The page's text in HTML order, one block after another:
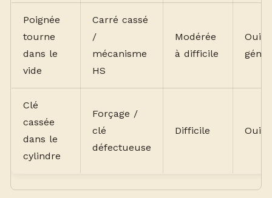
Poignée
tourne
dans le
vide
Carré cassé
/
mécanisme
HS
Modérée
à difficile
Oui,
Clé
cassée
dans le
cylindre
Forçage /
clé
défectueuse
Difficile Oui